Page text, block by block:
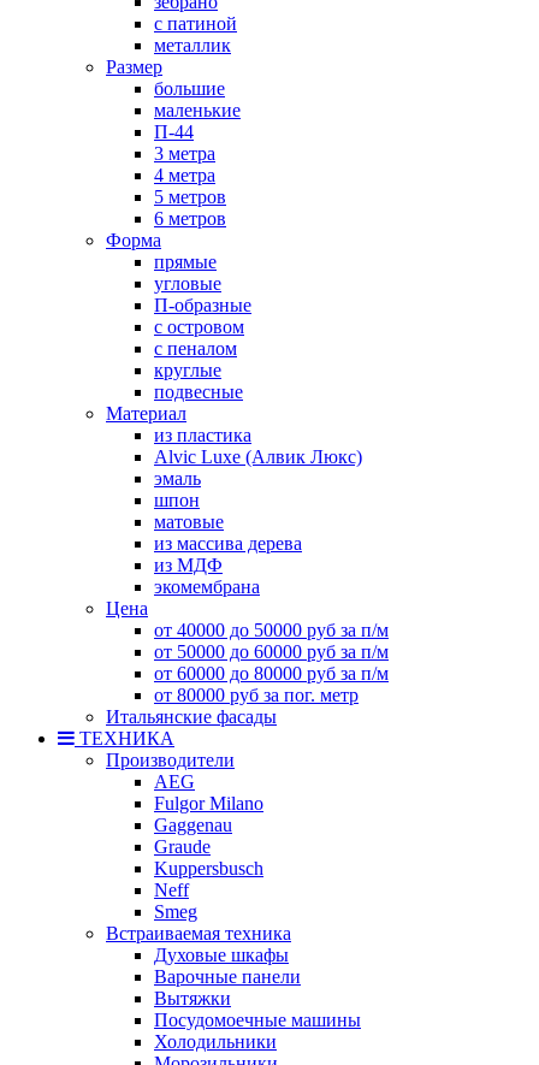
с патиной
металлик
Размер
большие
маленькие
П-44
3 метра
4 метра
5 метров
6 метров
Форма
прямые
угловые
П-образные
с островом
с пеналом
круглые
подвесные
Материал
из пластика
Alvic Luxe (Алвик Люкс)
эмаль
шпон
матовые
из массива дерева
из МДФ
экомембрана
Цена
от 40000 до 50000 руб за п/м
от 50000 до 60000 руб за п/м
от 60000 до 80000 руб за п/м
от 80000 руб за пог. метр
Итальянские фасады
ТЕХНИКА
Производители
AEG
Fulgor Milano
Gaggenau
Graude
Kuppersbusch
Neff
Smeg
Встраиваемая техника
Духовые шкафы
Варочные панели
Вытяжки
Посудомоечные машины
Холодильники